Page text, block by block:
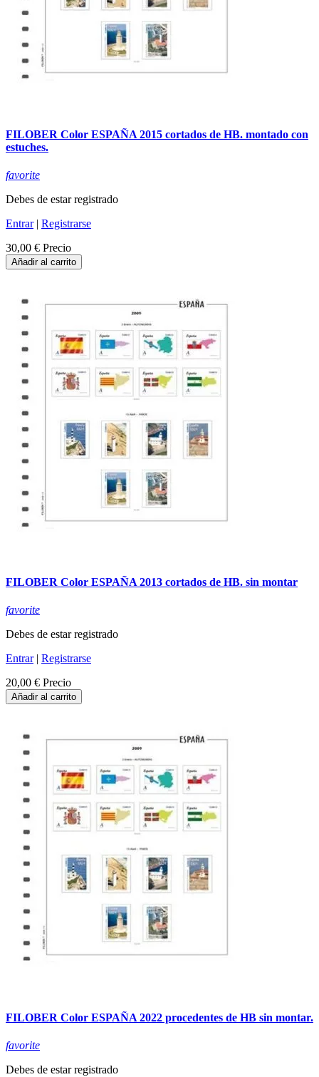
FILOBER Color ESPAÑA 2015 cortados de HB. montado con
estuches.
favorite
Debes de estar registrado
Entrar| Registrarse
30,00 € Precio
Añadir al carrito
FILOBER Color ESPAÑA 2013 cortados de HB. sin montar
favorite
Debes de estar registrado
Entrar| Registrarse
20,00 € Precio
Añadir al carrito
FILOBER Color ESPAÑA 2022 procedentes de HB sin montar.
favorite
Debes de estar registrado